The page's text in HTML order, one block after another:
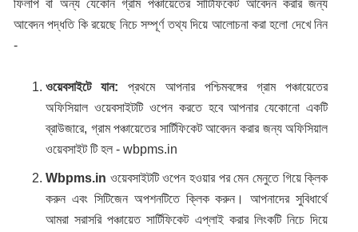
ফিলাপ বা অন্য যেকোন গ্রাম পঞ্চায়েতের সার্টিফিকেট আবেদন করার জন্য
আবেদন পদ্ধতি কি রয়েছে নিচে সম্পূর্ণ তথ্য দিয়ে আলোচনা করা হলো দেখে নিন
-
ওয়েবসাইটে যান:প্রথমে আপনার পশ্চিমবঙ্গের গ্রাম পঞ্চায়েতের
অফিসিয়াল ওয়েবসাইটটি ওপেন করতে হবে আপনার যেকোনো একটি
ব্রাউজারে, গ্রাম পঞ্চায়েতের সার্টিফিকেট আবেদন করার জন্য অফিসিয়াল
ওয়েবসাইট টি হল - wbpms.in
Wbpms.in ওয়েবসাইটটি ওপেন হওয়ার পর মেন মেনুতে গিয়ে ক্লিক
করুন এবং সিটিজেন অপশনটিতে ক্লিক করুন। আপনাদের সুবিধার্থে
আমরা সরাসরি পঞ্চায়েত সার্টিফিকেট এপ্লাই করার লিংকটি নিচে দিয়ে